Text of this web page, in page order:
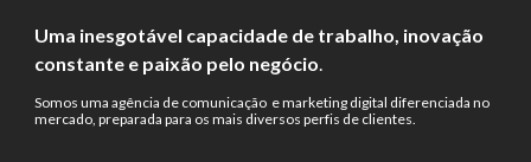
Uma inesgotável capacidade de trabalho, inovação
constante e paixão pelo negócio
Somos uma agência de comunicação  e marketing digital diferenciada no
mercado, preparada para os mais diversos perfis de clientes.